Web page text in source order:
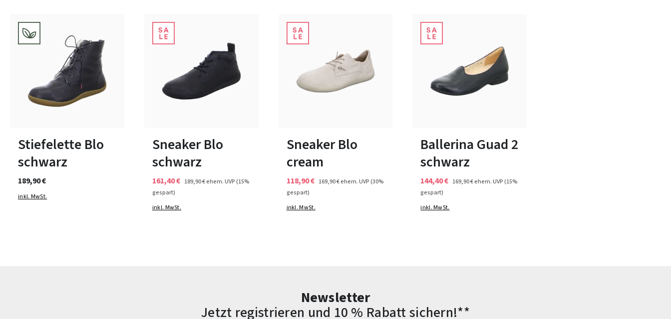
Farben grünbraun
Stiefelette Blo
schwarz
189,90 €
inkl. MwSt.
Sneaker Blo
schwarz
161,40 € 189,90 €ehem. UVP(15%
gespart)
inkl. MwSt.
Sneaker Blo
cream
118,90 € 169,90 €ehem. UVP(30%
gespart)
inkl. MwSt.
Ballerina Guad 2
schwarz
144,40 € 169,90 €ehem. UVP(15%
gespart)
inkl. MwSt.
Newsletter
Jetzt registrieren und 10 % Rabatt sichern!**